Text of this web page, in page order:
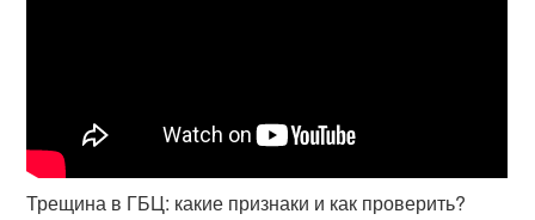
Трещина в ГБЦ: какие признаки и как проверить?